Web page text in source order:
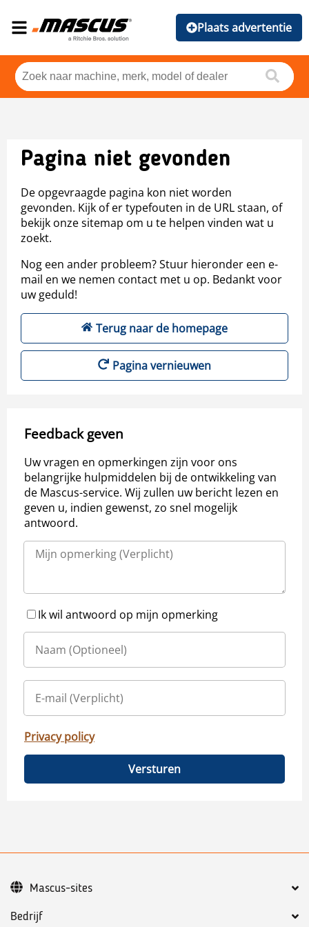
Plaats advertentie
Pagina niet gevonden
De opgevraagde pagina kon niet worden
gevonden. Kijk of er typefouten in de URL staan, of
bekijk onze sitemap om u te helpen vinden wat u
zoekt.
Nog een ander probleem? Stuur hieronder een e-
mail en we nemen contact met u op. Bedankt voor
uw geduld!
Terug naar de homepage
Pagina vernieuwen
Feedback geven
Uw vragen en opmerkingen zijn voor ons
belangrijke hulpmiddelen bij de ontwikkeling van
de Mascus-service. Wij zullen uw bericht lezen en
geven u, indien gewenst, zo snel mogelijk
antwoord.
Ik wil antwoord op mijn opmerking
Privacy policy
Versturen
Bedrijf
Mascus-sites